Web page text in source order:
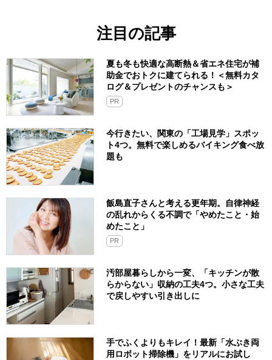
注目の記事
夏も冬も快適な高断熱＆省エネ住宅が補
助金でおトクに建てられる！＜無料カタ
ログ＆プレゼントのチャンスも＞
PR
今行きたい、関東の「工場見学」スポッ
ト4つ。無料で楽しめるバイキング食べ放
題も
飯島直子さんと考える更年期。自律神経
の乱れからくる不調で「やめたこと・始
めたこと」
PR
汚部屋暮らしから一変、「キッチンが散
らからない」収納の工夫4つ。小さな工夫
で戻しやすい引き出しに
手でふくよりもキレイ！最新「水ぶき両
用ロボット掃除機」をリアルにお試し